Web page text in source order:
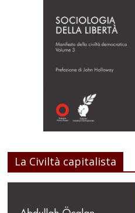
La Civiltà capitalista